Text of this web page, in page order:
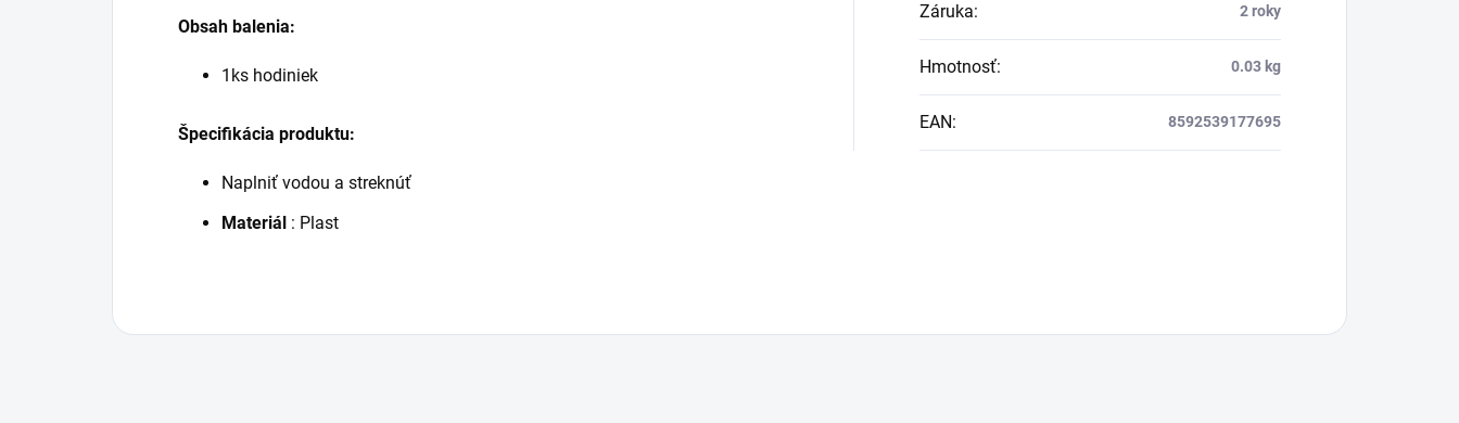
Obsah balenia:
1ks hodiniek
Špecifikácia produktu:
Naplniť vodou a streknúť
Materiál : Plast
Záruka: 2 roky
Hmotnosť: 0.03 kg
EAN: 8592539177695